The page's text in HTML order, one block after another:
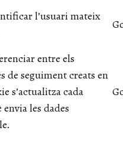
l’usuari mateix
entre els
de seguiment creats en
s’actualitza cada
envia les dades